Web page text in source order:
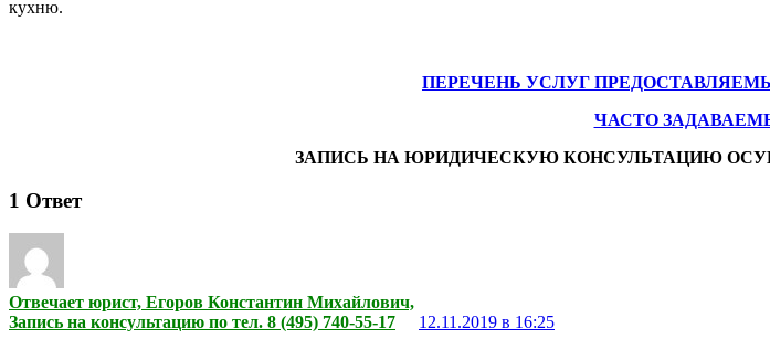
кухню.
ПЕРЕЧЕНЬ УСЛУГ
ЧАСТО
ЗАПИСЬ НА ЮРИДИЧЕСКУЮ КОНСУЛЬТАЦИЮ
1 Ответ
Отвечает юрист, Егоров Константин Михайлович,
Запись на консультацию по тел. 8 (495) 740-55-17
12.11.2019 в 16:25